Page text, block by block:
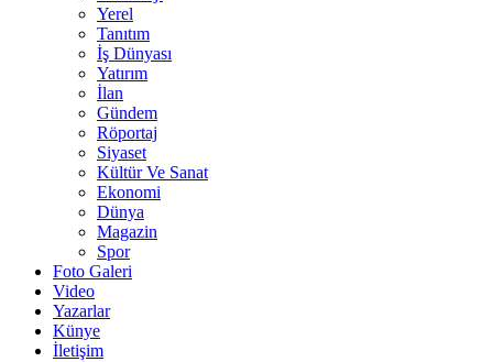
Yerel
Tanıtım
İş Dünyası
Yatırım
İlan
Gündem
Röportaj
Siyaset
Kültür Ve Sanat
Ekonomi
Dünya
Magazin
Spor
Foto Galeri
Video
Yazarlar
Künye
İletişim